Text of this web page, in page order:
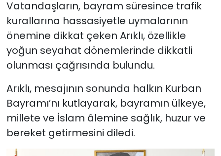
Vatandaşların, bayram süresince trafik
kurallarına hassasiyetle uymalarının
önemine dikkat çeken Arıklı, özellikle
yoğun seyahat dönemlerinde dikkatli
olunması çağrısında bulundu.
Arıklı, mesajının sonunda halkın Kurban
Bayramı’nı kutlayarak, bayramın ülkeye,
millete ve İslam âlemine sağlık, huzur ve
bereket getirmesini diledi.